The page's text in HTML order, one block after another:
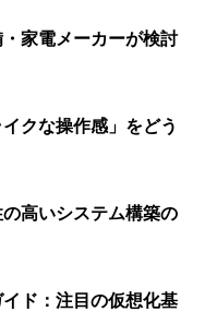
家電メーカーが検討
クな操作感」をどう
高いシステム構築の
ド：注目の仮想化基